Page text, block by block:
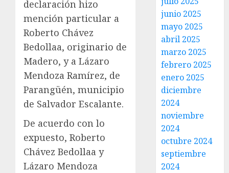
declaración hizo
mención particular a
Roberto Chávez
Bedollaa, originario de
Madero, y a Lázaro
Mendoza Ramírez, de
Parangüén, municipio
de Salvador Escalante.
De acuerdo con lo
expuesto, Roberto
Chávez Bedollaa y
Lázaro Mendoza
junio 2025
mayo 2025
abril 2025
marzo 2025
febrero 2025
enero 2025
diciembre
2024
noviembre
2024
octubre 2024
septiembre
2024